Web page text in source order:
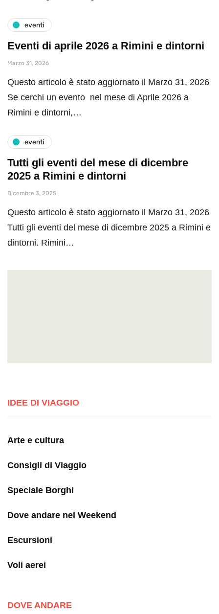
eventi
Eventi di aprile 2026 a Rimini e dintorni
Marzo 31, 2026
Questo articolo è stato aggiornato il Marzo 31, 2026
Se cerchi un evento nel mese di Aprile 2026 a
Rimini e dintorni,…
eventi
Tutti gli eventi del mese di dicembre
2025 a Rimini e dintorni
Dicembre 3, 2025
Questo articolo è stato aggiornato il Marzo 31, 2026
Tutti gli eventi del mese di dicembre 2025 a Rimini e
dintorni. Rimini…
IDEE DI VIAGGIO
Arte e cultura
Consigli di Viaggio
Speciale Borghi
Dove andare nel Weekend
Escursioni
Voli aerei
DOVE ANDARE